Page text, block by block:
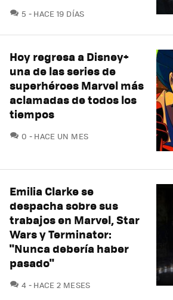
5 COMENTARIOS
HACE 19 DÍAS
Hoy regresa a Disney+
una de las series de
superhéroes Marvel más
aclamadas de todos los
tiempos
0 COMENTARIOS
HACE UN MES
Emilia Clarke se
despacha sobre sus
trabajos en Marvel, Star
Wars y Terminator:
"Nunca debería haber
pasado"
4 COMENTARIOS
HACE 2 MESES